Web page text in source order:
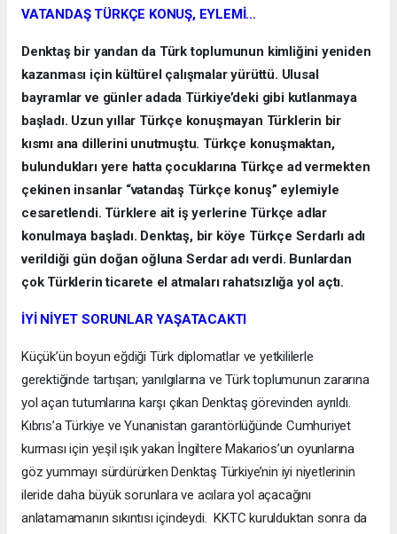
VATANDAŞ TÜRKÇE KONUŞ, EYLEMİ…
Denktaş bir yandan da Türk toplumunun kimliğini yeniden
kazanması için kültürel çalışmalar yürüttü. Ulusal
bayramlar ve günler adada Türkiye’deki gibi kutlanmaya
başladı. Uzun yıllar Türkçe konuşmayan Türklerin bir
kısmı ana dillerini unutmuştu. Türkçe konuşmaktan,
bulundukları yere hatta çocuklarına Türkçe ad vermekten
çekinen insanlar “vatandaş Türkçe konuş” eylemiyle
cesaretlendi. Türklere ait iş yerlerine Türkçe adlar
konulmaya başladı. Denktaş, bir köye Türkçe Serdarlı adı
verildiği gün doğan oğluna Serdar adı verdi. Bunlardan
çok Türklerin ticarete el atmaları rahatsızlığa yol açtı.
İYİ NİYET SORUNLAR YAŞATACAKTI
Küçük’ün boyun eğdiği Türk diplomatlar ve yetkililerle
gerektiğinde tartışan; yanılgılarına ve Türk toplumunun zararına
yol açan tutumlarına karşı çıkan Denktaş görevinden ayrıldı.
Kıbrıs’a Türkiye ve Yunanistan garantörlüğünde Cumhuriyet
kurması için yeşil ışık yakan İngiltere Makarios’un oyunlarına
göz yummayı sürdürürken Denktaş Türkiye’nin iyi niyetlerinin
ileride daha büyük sorunlara ve acılara yol açacağını
anlatamamanın sıkıntısı içindeydi. KKTC kurulduktan sonra da